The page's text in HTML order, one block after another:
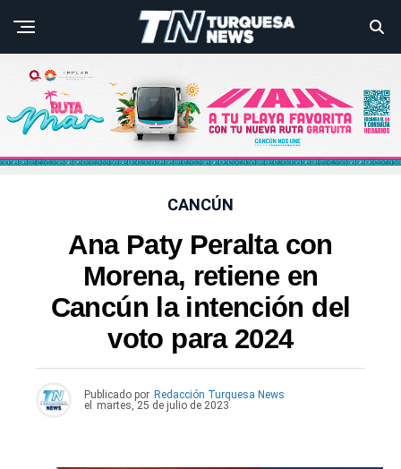
CANCÚN
Ana Paty Peralta con
Morena, retiene en
Cancún la intención del
voto para 2024
Publicado por Redacción Turquesa News
el
martes, 25 de julio de 2023